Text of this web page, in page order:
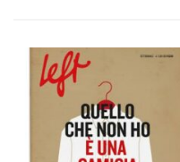
Gobetti e Carlo
Riccardo Lombardi, e…